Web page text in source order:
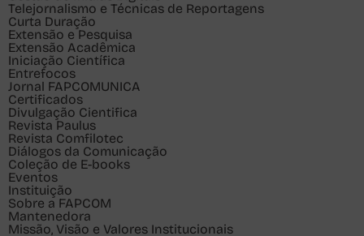
Telejornalismo e Técnicas de Reportagens
Curta Duração
Extensão e Pesquisa
Extensão Acadêmica
Iniciação Científica
Entrefocos
Jornal FAPCOMUNICA
Certificados
Divulgação Cientifica
Revista Paulus
Revista Comfilotec
Diálogos da Comunicação
Coleção de E-books
Eventos
Instituição
Sobre a FAPCOM
Mantenedora
Missão, Visão e Valores Institucionais